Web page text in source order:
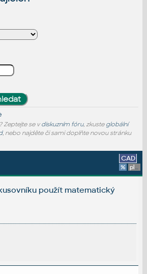
Zeptejte se v diskuzním fóru, zkuste globální
, nebo najděte či sami doplňte novou stránku
CAD
% platforma
použít matematický